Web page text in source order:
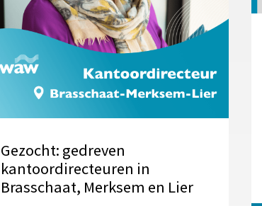
Gezocht: gedreven
kantoordirecteuren in
Brasschaat, Merksem en Lier